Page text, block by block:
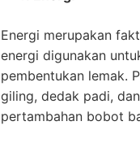
Energi merupakan
energi digunakan
pembentukan lemak.
giling, dedak padi,
pertambahan bobot